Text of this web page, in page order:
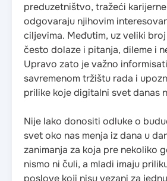
preduzetništvo, tražeći
odgovaraju njihovim
ciljevima. Međutim, uz veliki
često dolaze i pitanja, dileme i
Upravo zato je važno
savremenom tržištu rada i
prilike koje digitalni svet danas
Nije lako donositi odluke o
svet oko nas menja iz dana u
zanimanja za koja pre nekoliko
nismo ni čuli, a mladi imaju
poslove koji nisu vezani za